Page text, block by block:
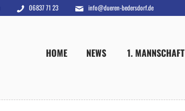
06837 71 23 info@dueren-bedersdorf.de
HOME NEWS 1. MANNSCHAFT